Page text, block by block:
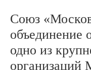
Союз
объединение
одно из
организаций